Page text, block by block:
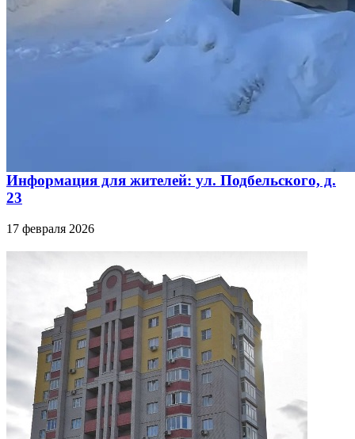
Информация для жителей: ул. Подбельского, д.
23
17 февраля 2026